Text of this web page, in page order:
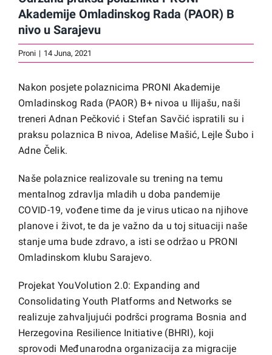
Akademije Omladinskog Rada (PAOR) B
nivo u Sarajevu
Proni | 14 Juna, 2021
Nakon posjete polaznicima PRONI Akademije
Omladinskog Rada (PAOR) B+ nivoa u Ilijašu, naši
treneri Adnan Pečković i Stefan Savčić ispratili su i
praksu polaznica B nivoa, Adelise Mašić, Lejle Šubo i
Adne Čelik.
Naše polaznice realizovale su trening na temu
mentalnog zdravlja mladih u doba pandemije
COVID-19, vođene time da je virus uticao na njihove
planove i život, te da je važno da u toj situaciji naše
stanje uma bude zdravo, a isti se održao u PRONI
Omladinskom klubu Sarajevo.
Projekat YouVolution 2.0: Expanding and
Consolidating Youth Platforms and Networks se
realizuje zahvaljujući podršci programa Bosnia and
Herzegovina Resilience Initiative (BHRI), koji
sprovodi Međunarodna organizacija za migracije